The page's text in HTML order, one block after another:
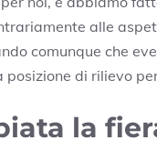
alle
comunque che
posizione di rilievo
la